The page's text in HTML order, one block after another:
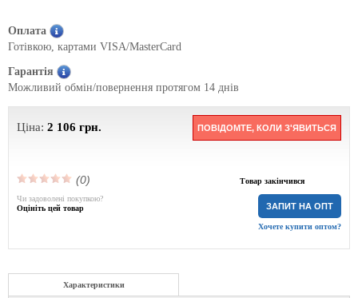
Оплата
Готівкою, картами VISA/MasterCard
Гарантія
Можливий обмін/повернення протягом 14 днів
Ціна: 2 106 грн. ПОВІДОМТЕ, КОЛИ З'ЯВИТЬСЯ
(0) Товар закінчився
ЗАПИТ НА ОПТ
Хочете купити оптом?
Чи задоволені покупкою?
Оцініть цей товар
Характеристики